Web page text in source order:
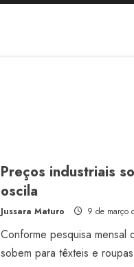
Preços industriais
oscila
Jussara Maturo 9 de março
Conforme pesquisa mensal
sobem para têxteis e